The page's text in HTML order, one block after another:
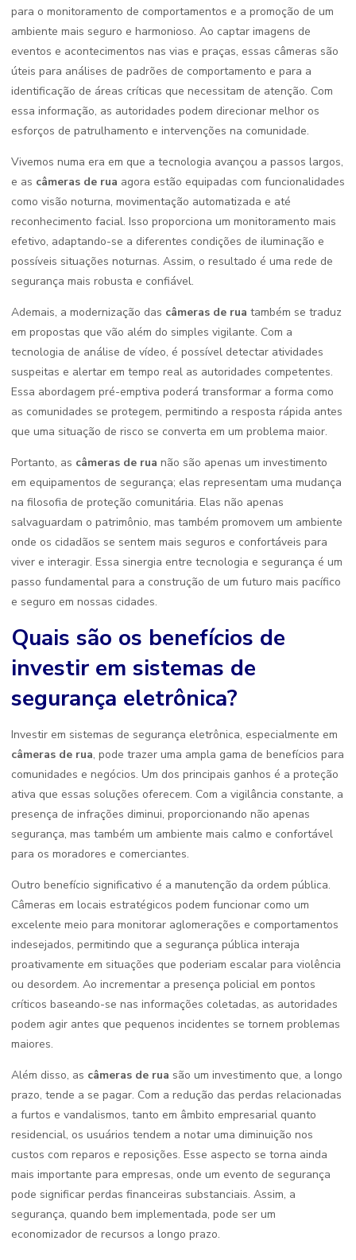
para o monitoramento de comportamentos e a promoção de um
ambiente mais seguro e harmonioso. Ao captar imagens de
eventos e acontecimentos nas vias e praças, essas câmeras são
úteis para análises de padrões de comportamento e para a
identificação de áreas críticas que necessitam de atenção. Com
essa informação, as autoridades podem direcionar melhor os
esforços de patrulhamento e intervenções na comunidade.
Vivemos numa era em que a tecnologia avançou a passos largos,
e as câmeras de rua agora estão equipadas com funcionalidades
como visão noturna, movimentação automatizada e até
reconhecimento facial. Isso proporciona um monitoramento mais
efetivo, adaptando-se a diferentes condições de iluminação e
possíveis situações noturnas. Assim, o resultado é uma rede de
segurança mais robusta e confiável.
Ademais, a modernização das câmeras de rua também se traduz
em propostas que vão além do simples vigilante. Com a
tecnologia de análise de vídeo, é possível detectar atividades
suspeitas e alertar em tempo real as autoridades competentes.
Essa abordagem pré-emptiva poderá transformar a forma como
as comunidades se protegem, permitindo a resposta rápida antes
que uma situação de risco se converta em um problema maior.
Portanto, as câmeras de rua não são apenas um investimento
em equipamentos de segurança; elas representam uma mudança
na filosofia de proteção comunitária. Elas não apenas
salvaguardam o patrimônio, mas também promovem um ambiente
onde os cidadãos se sentem mais seguros e confortáveis para
viver e interagir. Essa sinergia entre tecnologia e segurança é um
passo fundamental para a construção de um futuro mais pacífico
e seguro em nossas cidades.
Quais são os benefícios de
investir em sistemas de
segurança eletrônica?
Investir em sistemas de segurança eletrônica, especialmente em
câmeras de rua, pode trazer uma ampla gama de benefícios para
comunidades e negócios. Um dos principais ganhos é a proteção
ativa que essas soluções oferecem. Com a vigilância constante, a
presença de infrações diminui, proporcionando não apenas
segurança, mas também um ambiente mais calmo e confortável
para os moradores e comerciantes.
Outro benefício significativo é a manutenção da ordem pública.
Câmeras em locais estratégicos podem funcionar como um
excelente meio para monitorar aglomerações e comportamentos
indesejados, permitindo que a segurança pública interaja
proativamente em situações que poderiam escalar para violência
ou desordem. Ao incrementar a presença policial em pontos
críticos baseando-se nas informações coletadas, as autoridades
podem agir antes que pequenos incidentes se tornem problemas
maiores.
Além disso, as câmeras de rua são um investimento que, a longo
prazo, tende a se pagar. Com a redução das perdas relacionadas
a furtos e vandalismos, tanto em âmbito empresarial quanto
residencial, os usuários tendem a notar uma diminuição nos
custos com reparos e reposições. Esse aspecto se torna ainda
mais importante para empresas, onde um evento de segurança
pode significar perdas financeiras substanciais. Assim, a
segurança, quando bem implementada, pode ser um
economizador de recursos a longo prazo.